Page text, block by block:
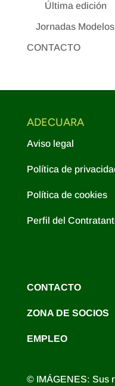
Última edición
Jornadas
CONTACTO
ADECUARA
Aviso legal
Política de
Política de cookies
Perfil del
CONTACTO
ZONA DE SOCIOS
EMPLEO
© IMÁGENES: Sus